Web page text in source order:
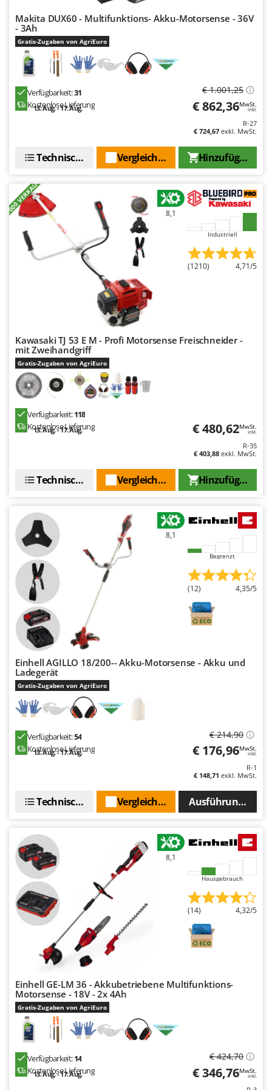
Makita DUX60 - Multifunktions- Akku-Motorsense - 36V
- 3Ah
Gratis-Zugaben von AgriEuro
Verfügbarkeit:31
Kostenlose Lieferung
13. Aug. - 17. Aug.
€ 1.001,25
€ 862,36MwSt.
inkl.
R-27
€ 724,67 exkl. MwSt.
Hinzufügen
Vergleichen Sie
Technische Daten
+7000 VERKAUFT 8,1
Industriell
(1210) 4,71/5
Kawasaki TJ 53 E M - Profi Motorsense Freischneider -
mit Zweihandgriff
Gratis-Zugaben von AgriEuro
Verfügbarkeit:118
Kostenlose Lieferung
13. Aug. - 17. Aug. € 480,62MwSt.
inkl.
R-35
€ 403,88 exkl. MwSt.
Hinzufügen
Vergleichen Sie
Technische Daten
8,1
Begrenzt
(12) 4,35/5
Einhell AGILLO 18/200-- Akku-Motorsense - Akku und
Ladegerät
Gratis-Zugaben von AgriEuro
Verfügbarkeit:54
Kostenlose Lieferung
13. Aug. - 17. Aug.
€ 214,90
€ 176,96MwSt.
inkl.
R-1
€ 148,71 exkl. MwSt.
Ausführungen(3)
Vergleichen Sie
Technische Daten
8,1
Hausgebrauch
(14) 4,32/5
Einhell GE-LM 36 - Akkubetriebene Multifunktions-
Motorsense - 18V - 2x 4Ah
Gratis-Zugaben von AgriEuro
Verfügbarkeit:14
Kostenlose Lieferung
13. Aug. - 17. Aug.
€ 424,70
€ 346,76MwSt.
inkl.